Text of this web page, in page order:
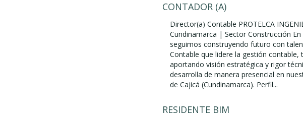
CONTADOR (A)
Director(a) Contable PROTELCA
Cundinamarca | Sector Construcción En
seguimos construyendo futuro con
Contable que lidere la gestión
aportando visión estratégica y rigor
desarrolla de manera presencial en
de Cajicá (Cundinamarca). Perfil...
RESIDENTE BIM